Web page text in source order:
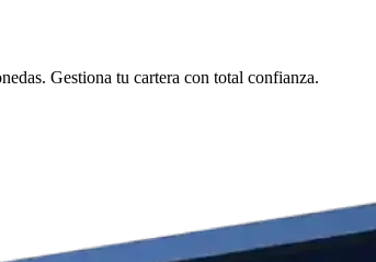
Gestiona tu cartera con total confianza.